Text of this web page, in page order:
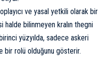
ve yasal yetkili olarak bir
bilinmeyen kralın thegni
yüzyılda, sadece askeri
bir rolü olduğunu gösterir.